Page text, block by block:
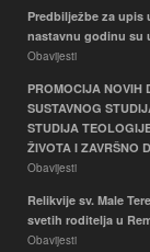
Predbilježbe za upis
nastavnu godinu su
Obavijesti
PROMOCIJA NOVIH
SUSTAVNOG
STUDIJA
ŽIVOTA I ZAVRŠNO
Obavijesti
Relikvije sv. Male
svetih roditelja u
Obavijesti